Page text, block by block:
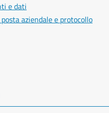
e dati
aziendale e protocollo